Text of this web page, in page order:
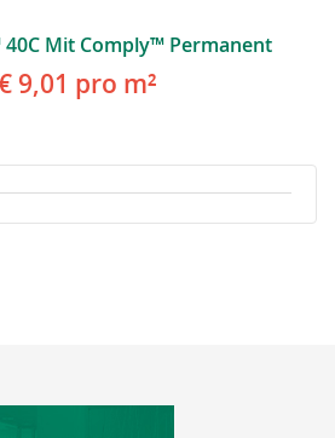
Mit Comply™ Permanent
9,01 pro m²